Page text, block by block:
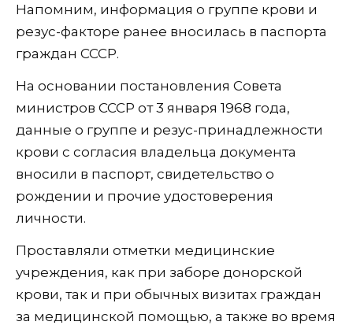
Напомним, информация о группе крови и
резус-факторе ранее вносилась в паспорта
граждан СССР.
На основании постановления Совета
министров СССР от 3 января 1968 года,
данные о группе и резус-принадлежности
крови с согласия владельца документа
вносили в паспорт, свидетельство о
рождении и прочие удостоверения
личности.
Проставляли отметки медицинские
учреждения, как при заборе донорской
крови, так и при обычных визитах граждан
за медицинской помощью, а также во время